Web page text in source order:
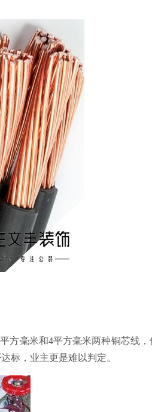
方毫米和4平方毫米两种铜芯线，
标，业主更是难以判定。